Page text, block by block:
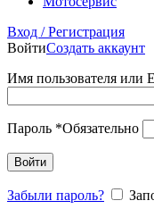
Вход / Регистрация
ВойтиСоздать аккаунт
Имя пользователя или
Пароль *Обязательно
Войти
Забыли пароль?